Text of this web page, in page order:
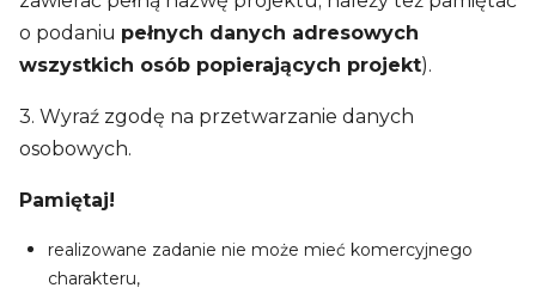
o podaniu pełnych danych adresowych
wszystkich osób popierających projekt).
3. Wyraź zgodę na przetwarzanie danych
osobowych.
Pamiętaj!
realizowane zadanie nie może mieć komercyjnego
charakteru,